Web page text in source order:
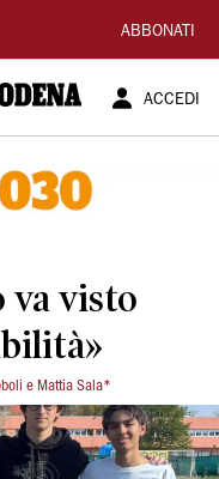
ABBONATI
ACCEDI
va visto
e Mattia Sala*